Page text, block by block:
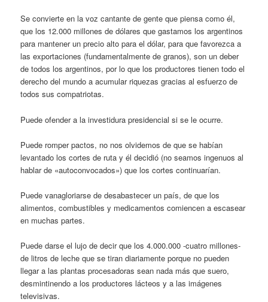
Se convierte en la voz cantante de gente que piensa como él,
que los 12.000 millones de dólares que gastamos los argentinos
para mantener un precio alto para el dólar, para que favorezca a
las exportaciones (fundamentalmente de granos), son un deber
de todos los argentinos, por lo que los productores tienen todo el
derecho del mundo a acumular riquezas gracias al esfuerzo de
todos sus compatriotas.
Puede ofender a la investidura presidencial si se le ocurre.
Puede romper pactos, no nos olvidemos de que se habían
levantado los cortes de ruta y él decidió (no seamos ingenuos al
hablar de «autoconvocados») que los cortes continuarían.
Puede vanagloriarse de desabastecer un país, de que los
alimentos, combustibles y medicamentos comiencen a escasear
en muchas partes.
Puede darse el lujo de decir que los 4.000.000 -cuatro millones-
de litros de leche que se tiran diariamente porque no pueden
llegar a las plantas procesadoras sean nada más que suero,
desmintinendo a los productores lácteos y a las imágenes
televisivas.